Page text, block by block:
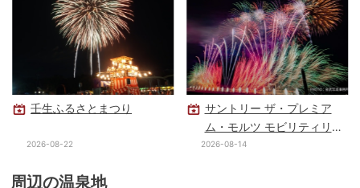
壬生ふるさとまつり
2026-08-22
サントリー ザ・プレミア
ム・モルツ モビリティリゾ
ートもてぎ 花火の祭典 音と
2026-08-14
周辺の温泉地